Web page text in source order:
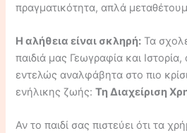
πραγματικότητα, απλά
Η αλήθεια είναι σκληρή: Τα
παιδιά μας Γεωγραφία και
εντελώς αναλφάβητα στο πιο
ενήλικης ζωής:Τη Διαχείριση
Αν το παιδί σας πιστεύει ότι τα